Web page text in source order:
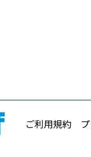
ご利用規約